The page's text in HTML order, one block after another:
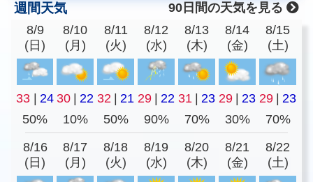
週間天気
90日間の天気を見る
8/9
(日)
8/10
(月)
8/11
(火)
8/12
(水)
8/13
(木)
8/14
(金)
8/15
(土)
33 | 24 30 | 22 32 | 21 29 | 22 31 | 23 29 | 23 29 | 23
50%
10% 50% 90% 70% 30% 70%
8/16
(日)
8/17
(月)
8/18
(火)
8/19
(水)
8/20
(木)
8/21
(金)
8/22
(土)